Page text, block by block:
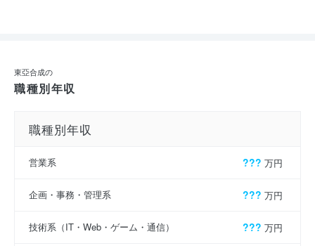
東亞合成の
職種別年収
職種別年収
営業系 ??? 万円
企画・事務・管理系 ??? 万円
技術系（IT・Web・ゲーム・通信） ??? 万円